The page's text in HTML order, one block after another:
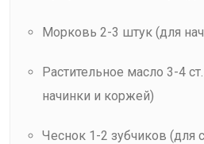
Морковь 2-3 штук (для
Растительное масло 3-4
начинки и коржей)
Чеснок 1-2 зубчиков (для